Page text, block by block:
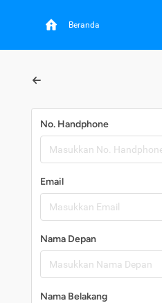
Beranda
No. Handphone
Email
Nama Depan
Nama Belakang